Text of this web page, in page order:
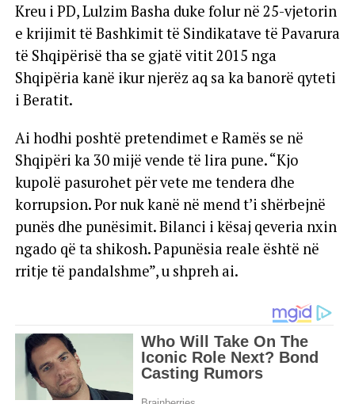
Kreu i PD, Lulzim Basha duke folur në 25-vjetorin
e krijimit të Bashkimit të Sindikatave të Pavarura
të Shqipërisë tha se gjatë vitit 2015 nga
Shqipëria kanë ikur njerëz aq sa ka banorë qyteti
i Beratit.
Ai hodhi poshtë pretendimet e Ramës se në
Shqipëri ka 30 mijë vende të lira pune. “Kjo
kupolë pasurohet për vete me tendera dhe
korrupsion. Por nuk kanë në mend t’i shërbejnë
punës dhe punësimit. Bilanci i kësaj qeveria nxin
ngado që ta shikosh. Papunësia reale është në
rritje të pandalshme”, u shpreh ai.